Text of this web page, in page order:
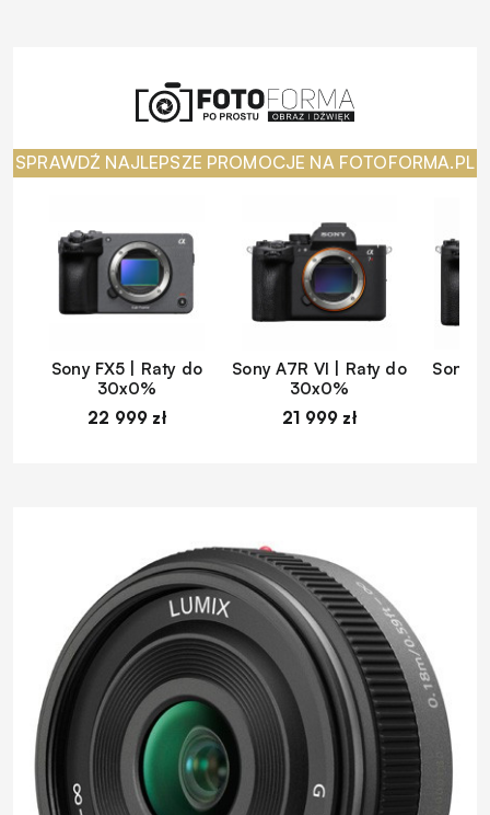
SPRAWDŹ NAJLEPSZE PROMOCJE NA FOTOFORMA.PL
Sony FX5 | Raty do
30x0%
22 999 zł
Sony A7R VI | Raty do
30x0%
21 999 zł
Sony